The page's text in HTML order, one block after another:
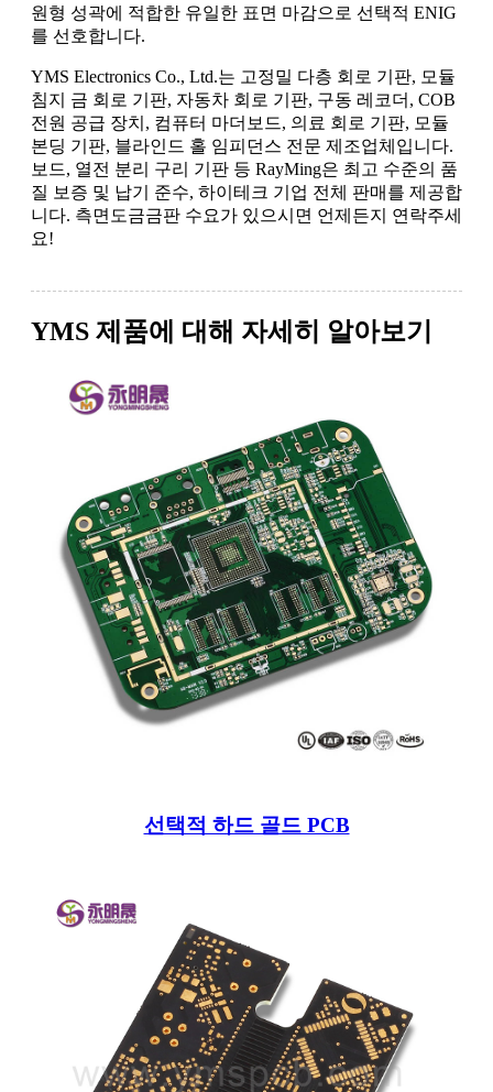
원형 성곽에 적합한 유일한 표면 마감으로 선택적 ENIG
를 선호합니다.
YMS Electronics Co., Ltd.는 고정밀 다층 회로 기판, 모듈
침지 금 회로 기판, 자동차 회로 기판, 구동 레코더, COB
전원 공급 장치, 컴퓨터 마더보드, 의료 회로 기판, 모듈
본딩 기판, 블라인드 홀 임피던스 전문 제조업체입니다.
보드, 열전 분리 구리 기판 등 RayMing은 최고 수준의 품
질 보증 및 납기 준수, 하이테크 기업 전체 판매를 제공합
니다. 측면도금금판 수요가 있으시면 언제든지 연락주세
요!
YMS 제품에 대해 자세히 알아보기
선택적 하드 골드 PCB